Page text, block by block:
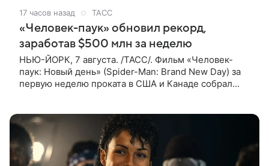
17 часов назад ТАСС
«Человек-паук» обновил рекорд,
заработав $500 млн за неделю
НЬЮ-ЙОРК, 7 августа. /ТАСС/. Фильм «Человек-
паук: Новый день» (Spider-Man: Brand New Day) за
первую неделю проката в США и Канаде собрал